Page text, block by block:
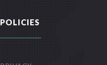
POLICIES